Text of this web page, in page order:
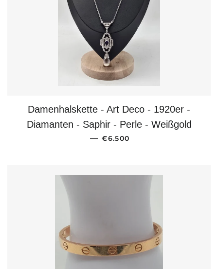
Damenhalskette - Art Deco - 1920er -
Diamanten - Saphir - Perle - Weißgold
— NORMALER PREIS
€6.500